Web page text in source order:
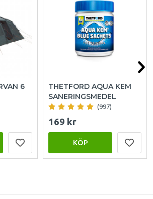
6
THETFORD AQUA KEM
SANERINGSMEDEL
(997)
169 kr
KÖP